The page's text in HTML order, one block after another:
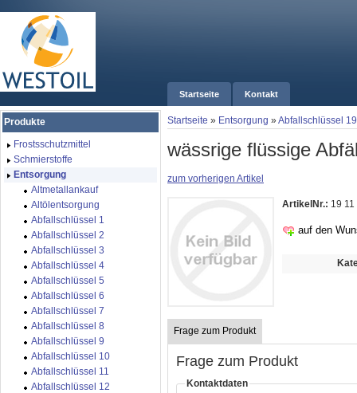
Startseite Kontakt
Startseite » Entsorgung »Abfallschlüssel 19
wässrige flüssige
zum vorherigen Artikel
ArtikelNr.: 19
auf den
Frage zum Produkt
Frage zum Produkt
Kontaktdaten
Produkte
Frostsschutzmittel
Schmierstoffe
Entsorgung
Altmetallankauf
Altölentsorgung
Abfallschlüssel 1
Abfallschlüssel 2
Abfallschlüssel 3
Abfallschlüssel 4
Abfallschlüssel 5
Abfallschlüssel 6
Abfallschlüssel 7
Abfallschlüssel 8
Abfallschlüssel 9
Abfallschlüssel 10
Abfallschlüssel 11
Abfallschlüssel 12